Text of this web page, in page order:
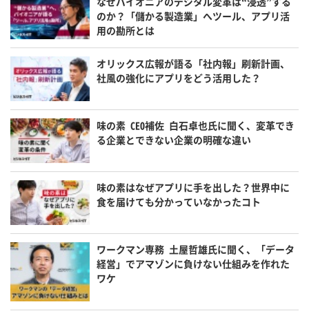
のか？「儲かる製造業」へツール、アプリ活
用の勘所とは
オリックス広報が語る「社内報」刷新計画、
社風の強化にアプリをどう活用した？
味の素 CEO補佐 白石卓也氏に聞く、変革でき
る企業とできない企業の明確な違い
味の素はなぜアプリに手を出した？世界中に
食を届けても分かっていなかったコト
ワークマン専務 土屋哲雄氏に聞く、「データ
経営」でアマゾンに負けない仕組みを作れた
ワケ